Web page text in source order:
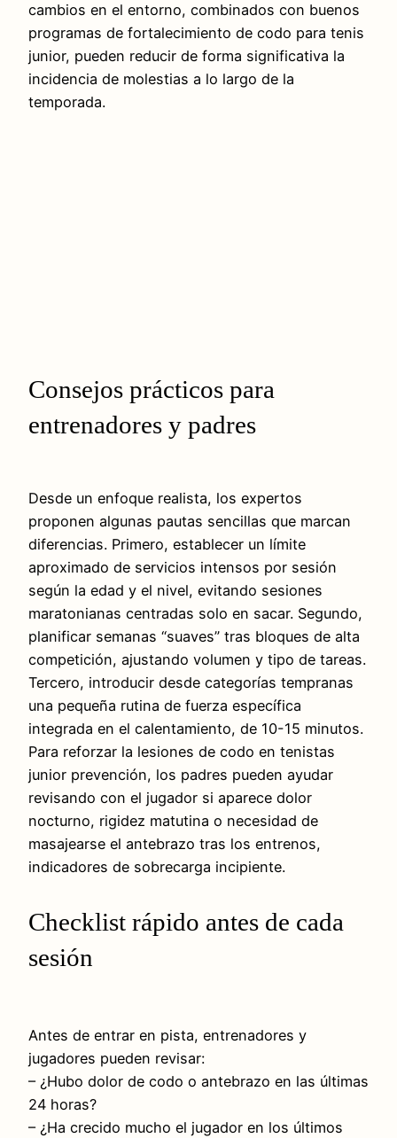
cambios en el entorno, combinados con buenos
programas de fortalecimiento de codo para tenis
junior, pueden reducir de forma significativa la
incidencia de molestias a lo largo de la
temporada.
Consejos prácticos para
entrenadores y padres
Desde un enfoque realista, los expertos
proponen algunas pautas sencillas que marcan
diferencias. Primero, establecer un límite
aproximado de servicios intensos por sesión
según la edad y el nivel, evitando sesiones
maratonianas centradas solo en sacar. Segundo,
planificar semanas “suaves” tras bloques de alta
competición, ajustando volumen y tipo de tareas.
Tercero, introducir desde categorías tempranas
una pequeña rutina de fuerza específica
integrada en el calentamiento, de 10-15 minutos.
Para reforzar la lesiones de codo en tenistas
junior prevención, los padres pueden ayudar
revisando con el jugador si aparece dolor
nocturno, rigidez matutina o necesidad de
masajearse el antebrazo tras los entrenos,
indicadores de sobrecarga incipiente.
Checklist rápido antes de cada
sesión
Antes de entrar en pista, entrenadores y
jugadores pueden revisar:
– ¿Hubo dolor de codo o antebrazo en las últimas
24 horas?
– ¿Ha crecido mucho el jugador en los últimos